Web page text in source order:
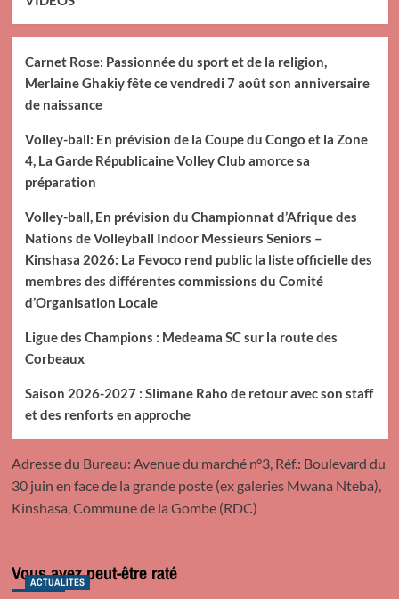
Carnet Rose: Passionnée du sport et de la religion,
Merlaine Ghakiy fête ce vendredi 7 août son anniversaire
de naissance
Volley-ball: En prévision de la Coupe du Congo et la Zone
4, La Garde Républicaine Volley Club amorce sa
préparation
Volley-ball, En prévision du Championnat d’Afrique des
Nations de Volleyball Indoor Messieurs Seniors –
Kinshasa 2026: La Fevoco rend public la liste officielle des
membres des différentes commissions du Comité
d’Organisation Locale
Ligue des Champions : Medeama SC sur la route des
Corbeaux
Saison 2026-2027 : Slimane Raho de retour avec son staff
et des renforts en approche
Adresse du Bureau: Avenue du marché n°3, Réf.: Boulevard du
30 juin en face de la grande poste (ex galeries Mwana Nteba),
Kinshasa, Commune de la Gombe (RDC)
Vous avez peut-être raté
ACTUALITES